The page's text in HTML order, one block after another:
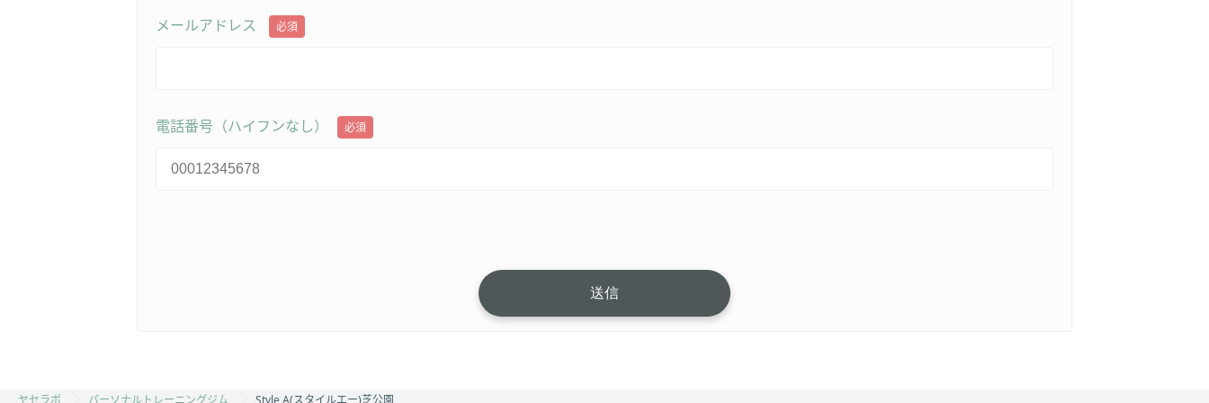
メールアドレス 必須
電話番号（ハイフンなし） 必須